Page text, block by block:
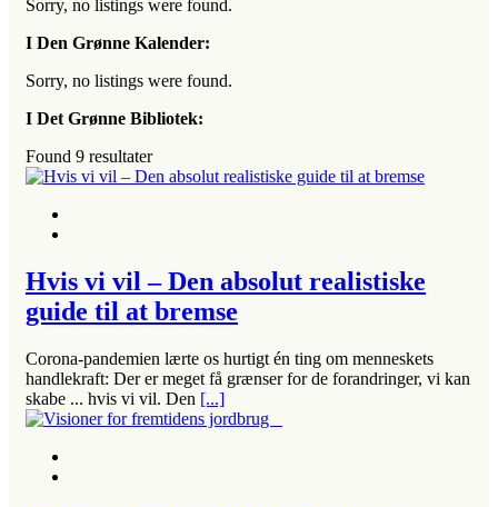
Sorry, no listings were found.
I Den Grønne Kalender:
Sorry, no listings were found.
I Det Grønne Bibliotek:
Found 9 resultater
Hvis vi vil – Den absolut realistiske
guide til at bremse
Corona-pandemien lærte os hurtigt én ting om menneskets
handlekraft: Der er meget få grænser for de forandringer, vi kan
skabe ... hvis vi vil. Den [...]